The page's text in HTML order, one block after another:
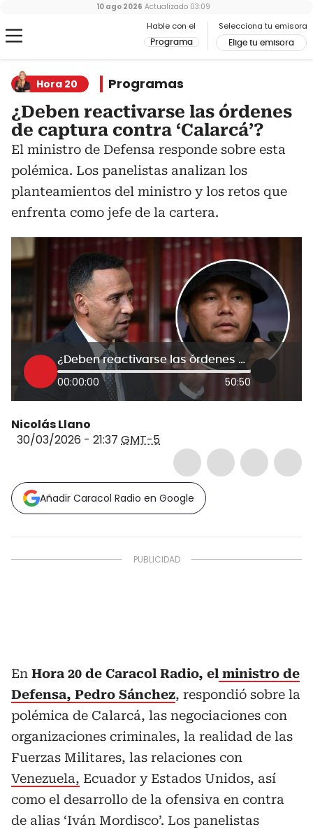
Hable con el
Programa
Selecciona tu emisora
Elige tu emisora
10 ago 2026 Actualizado 03:09
Hora 20 Programas
¿Deben reactivarse las órdenes
de captura contra ‘Calarcá’?
El ministro de Defensa responde sobre esta
polémica. Los panelistas analizan los
planteamientos del ministro y los retos que
enfrenta como jefe de la cartera.
¿Deben reactivarse las órdenes de captura contra “Calarcá”?
00:00:00 50:50
Nicolás Llano
30/03/2026 - 21:37 GMT-5
Añadir Caracol Radio en Google
En Hora 20 de Caracol Radio, el ministro de
Defensa, Pedro Sánchez, respondió sobre la
polémica de Calarcá, las negociaciones con
organizaciones criminales, la realidad de las
Fuerzas Militares, las relaciones con
Venezuela, Ecuador y Estados Unidos, así
como el desarrollo de la ofensiva en contra
de alias ‘Iván Mordisco’. Los panelistas